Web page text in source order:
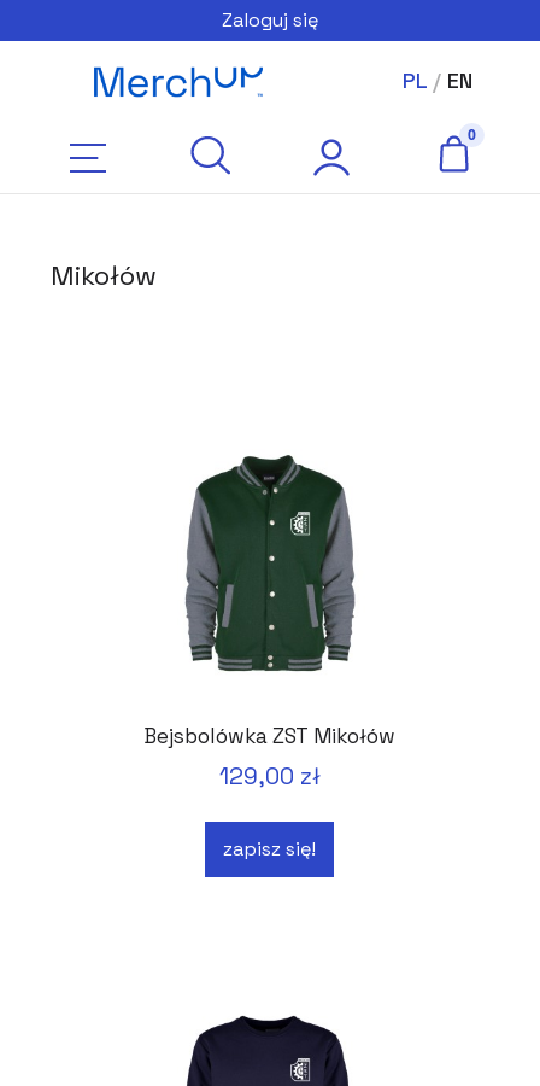
Zaloguj się
PL/ EN
Mikołów
Bejsbolówka ZST Mikołów
129,00 zł
zapisz się!